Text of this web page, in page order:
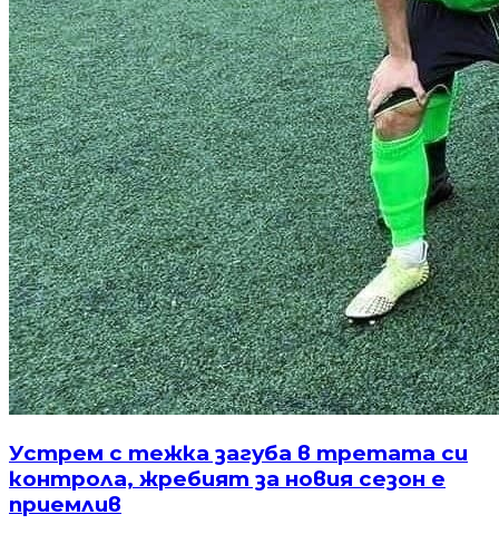
Устрем с тежка загуба в третата си
контрола, жребият за новия сезон е
приемлив